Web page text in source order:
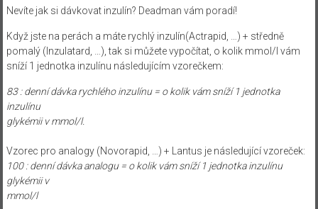
Nevíte jak si dávkovat inzulín? Deadman vám poradí!
Když jste na perách a máte rychlý inzulín(Actrapid, …) + středně
pomalý (Inzulatard, …), tak si můžete vypočítat, o kolik mmol/l vám
sníží 1 jednotka inzulínu následujícím vzorečkem:
83 : denní dávka rychlého inzulínu = o kolik vám sníží 1 jednotka
inzulínu
glykémii v mmol/l.
Vzorec pro analogy (Novorapid, …) + Lantus je následující vzoreček:
100 : denní dávka analogu = o kolik vám sníží 1 jednotka inzulínu
glykémii v
mmol/l